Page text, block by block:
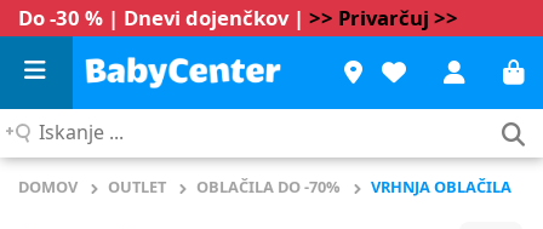
Do -30 % | Dnevi dojenčkov | >> Privarčuj >>
Iskanje
DOMOV OUTLET OBLAČILA DO -70% VRHNJA OBLAČILA